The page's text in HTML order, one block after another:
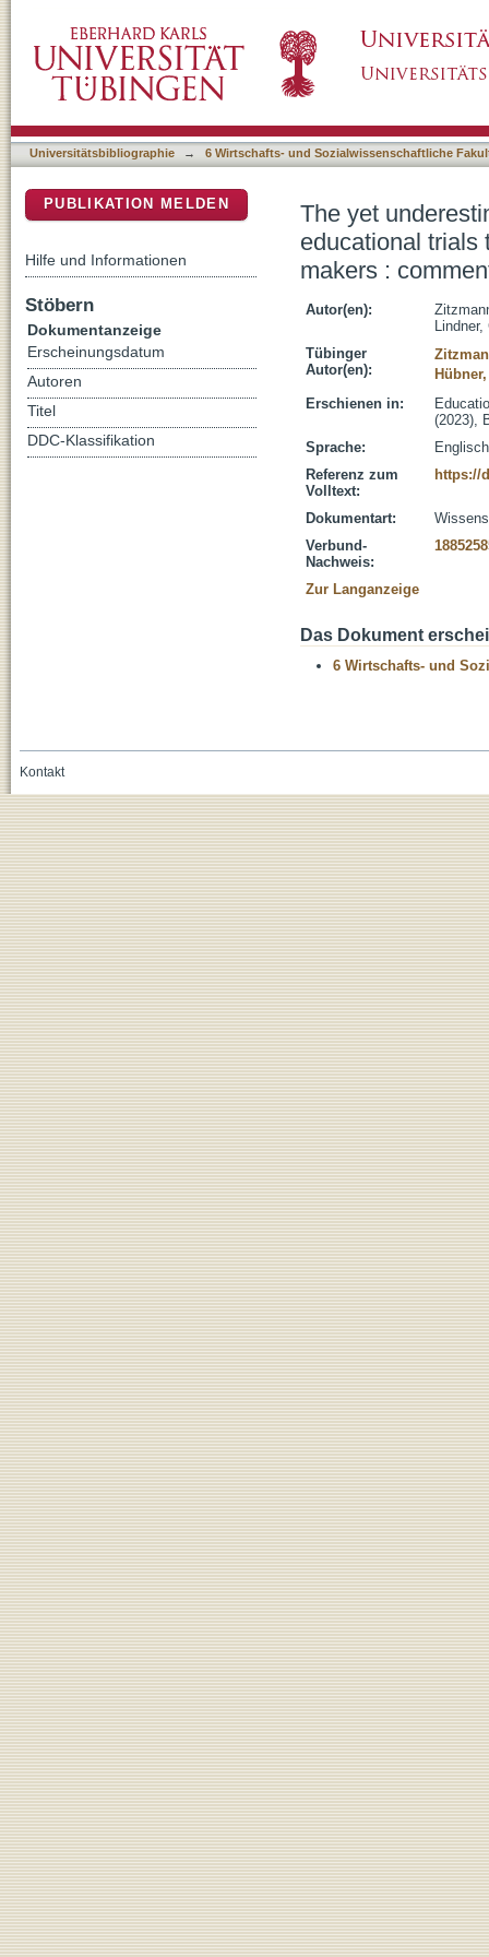
schools, school authorities, or policy
Universitätsbibliographie → 6 Wirtschafts- und Sozialwissenschaftliche
The yet
educational trials
makers :
Autor(en):
Tübinger
Autor(en):
Erschienen in:
(2023),
Sprache:
Englisch
Referenz zum
Volltext:
https://
Dokumentart:
Verbund-
Nachweis:
Zur Langanzeige
Das Dokument
6 Wirtschafts- und
PUBLIKATION MELDEN
Hilfe und Informationen
Stöbern
Dokumentanzeige
Erscheinungsdatum
Autoren
Titel
DDC-Klassifikation
Kontakt